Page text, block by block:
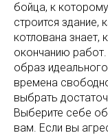
бойца, к
строится здание,
котлована знает,
окончанию
образ
времена
выбрать
Выберите себе
вам. Если вы